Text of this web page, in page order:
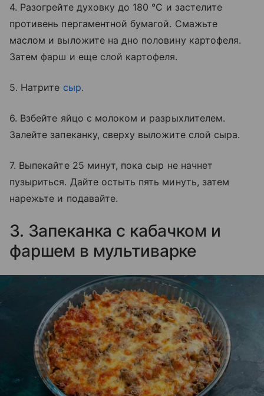
4. Разогрейте духовку до 180 °C и застелите
противень пергаментной бумагой. Смажьте
маслом и выложите на дно половину картофеля.
Затем фарш и еще слой картофеля.
5. Натрите сыр.
6. Взбейте яйцо с молоком и разрыхлителем.
Залейте запеканку, сверху выложите слой сыра.
7. Выпекайте 25 минут, пока сыр не начнет
пузыриться. Дайте остыть пять минуть, затем
нарежьте и подавайте.
3. Запеканка с кабачком и
фаршем в мультиварке